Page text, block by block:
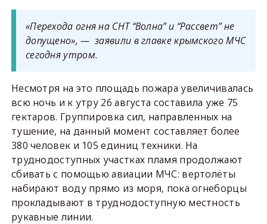
«Перехода огня на СНТ “Волна” и “Рассвет” не
допущено», — заявили в главке крымского МЧС
сегодня утром.
Несмотря на это площадь пожара увеличивалась
всю ночь и к утру 26 августа составила уже 75
гектаров. Группировка сил, направленных на
тушение, на данный момент составляет более
380 человек и 105 единиц техники. На
труднодоступных участках пламя продолжают
сбивать с помощью авиации МЧС: вертолёты
набирают воду прямо из моря, пока огнеборцы
прокладывают в труднодоступную местность
рукавные линии.